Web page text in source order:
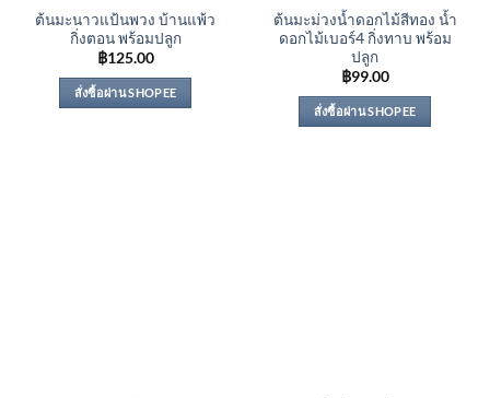
ต้นมะนาวแป้นพวง บ้านแพ้ว
กิ่งตอน พร้อมปลูก
฿125.00
สั่งซื้อผ่าน SHOPEE
ต้นมะม่วงน้ำดอกไม้สีทอง น้ำ
ดอกไม้เบอร์4 กิ่งทาบ พร้อม
ปลูก
฿99.00
สั่งซื้อผ่าน SHOPEE